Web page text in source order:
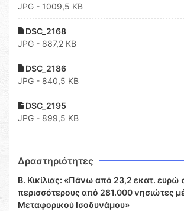
JPG - 1009,5 KB
DSC_2168
JPG - 887,2 KB
DSC_2186
JPG - 840,5 KB
DSC_2195
JPG - 899,5 KB
Δραστηριότητες
Β. Κικίλιας: «Πάνω από 23,2 εκατ. ευρώ
περισσότερους από 281.000 νησιώτες
Μεταφορικού Ισοδυνάμου»